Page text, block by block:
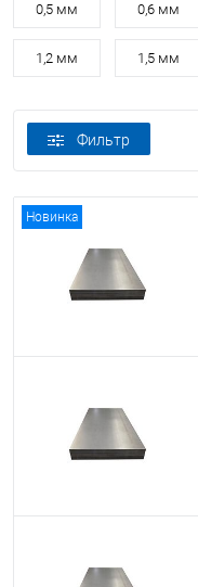
0,5 мм 0,6 мм
1,2 мм 1,5 мм
Фильтр
Новинка